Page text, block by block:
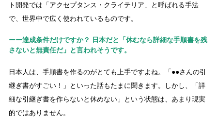
ト開発では「アクセプタンス・クライテリア」と呼ばれる手法
で、世界中で広く使われているものです。
ーー達成条件だけですか？ 日本だと「休むなら詳細な手順書を残
さないと無責任だ」と言われそうです。
日本人は、手順書を作るのがとても上手ですよね。「●●さんの引
継ぎ書がすごい！」といった話もたまに聞きます。しかし、「詳
細な引継ぎ書を作らないと休めない」という状態は、あまり現実
的ではありません。